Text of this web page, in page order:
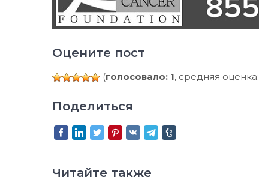
Оцените пост
(голосовало: 1, средняя оценка:
Поделиться
Читайте также